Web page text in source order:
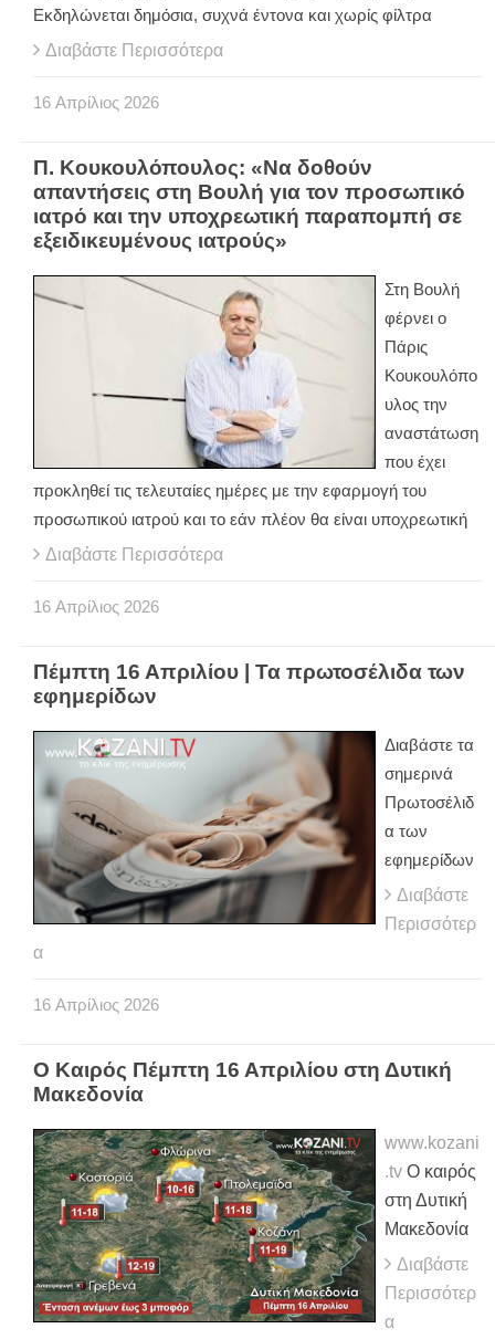
Εκδηλώνεται δημόσια, συχνά έντονα και χωρίς φίλτρα
Διαβάστε Περισσότερα
16 Απρίλιος 2026
Π. Κουκουλόπουλος: «Να δοθούν
απαντήσεις στη Βουλή για τον προσωπικό
ιατρό και την υποχρεωτική παραπομπή σε
εξειδικευμένους ιατρούς»
Στη Βουλή
φέρνει ο
Πάρις
Κουκουλόπο
υλος την
αναστάτωση
που έχει
προκληθεί τις τελευταίες ημέρες με την εφαρμογή του
προσωπικού ιατρού και το εάν πλέον θα είναι υποχρεωτική
Διαβάστε Περισσότερα
16 Απρίλιος 2026
Πέμπτη 16 Απριλίου | Τα πρωτοσέλιδα των
εφημερίδων
Διαβάστε τα
σημερινά
Πρωτοσέλιδ
α των
εφημερίδων
Διαβάστε
Περισσότερ
α
16 Απρίλιος 2026
Ο Καιρός Πέμπτη 16 Απριλίου στη Δυτική
Μακεδονία
www.kozani
.tv Ο καιρός
στη Δυτική
Μακεδονία
Διαβάστε
Περισσότερ
α